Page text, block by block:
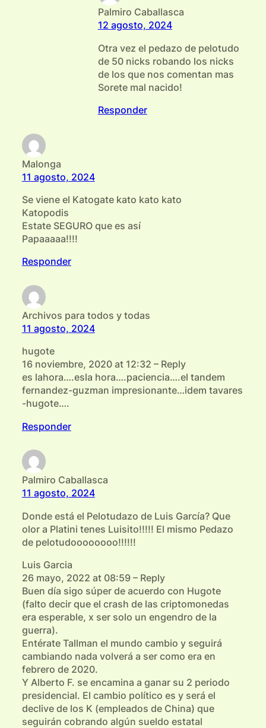
Palmiro Caballasca
12 agosto, 2024
Otra vez el pedazo de pelotudo
de 50 nicks robando los nicks
de los que nos comentan mas
Sorete mal nacido!
Responder
Malonga
11 agosto, 2024
Se viene el Katogate kato kato kato
Katopodis
Estate SEGURO que es así
Papaaaaa!!!!
Responder
Archivos para todos y todas
11 agosto, 2024
hugote
16 noviembre, 2020 at 12:32 – Reply
es lahora….esla hora….paciencia….el tandem
fernandez-guzman impresionante…idem tavares
-hugote….
Responder
Palmiro Caballasca
11 agosto, 2024
Donde está el Pelotudazo de Luis García? Que
olor a Platini tenes Luisito!!!!! El mismo Pedazo
de pelotudoooooooo!!!!!!
Luis Garcia
26 mayo, 2022 at 08:59 – Reply
Buen día sigo súper de acuerdo con Hugote
(falto decir que el crash de las criptomonedas
era esperable, x ser solo un engendro de la
guerra).
Entérate Tallman el mundo cambio y seguirá
cambiando nada volverá a ser como era en
febrero de 2020.
Y Alberto F. se encamina a ganar su 2 periodo
presidencial. El cambio político es y será el
declive de los K (empleados de China) que
seguirán cobrando algún sueldo estatal